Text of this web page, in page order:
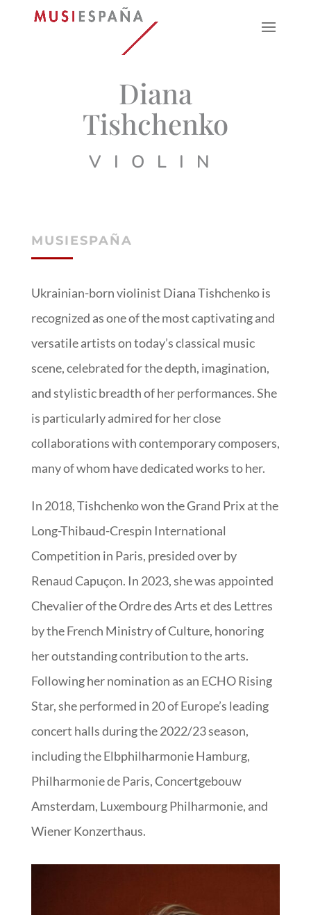
Diana
Tishchenko
VIOLIN
MUSIESPAÑA
Ukrainian-born violinist Diana Tishchenko is
recognized as one of the most captivating and
versatile artists on today’s classical music
scene, celebrated for the depth, imagination,
and stylistic breadth of her performances. She
is particularly admired for her close
collaborations with contemporary composers,
many of whom have dedicated works to her.
In 2018, Tishchenko won the Grand Prix at the
Long-Thibaud-Crespin International
Competition in Paris, presided over by
Renaud Capuçon. In 2023, she was appointed
Chevalier of the Ordre des Arts et des Lettres
by the French Ministry of Culture, honoring
her outstanding contribution to the arts.
Following her nomination as an ECHO Rising
Star, she performed in 20 of Europe’s leading
concert halls during the 2022/23 season,
including the Elbphilharmonie Hamburg,
Philharmonie de Paris, Concertgebouw
Amsterdam, Luxembourg Philharmonie, and
Wiener Konzerthaus.